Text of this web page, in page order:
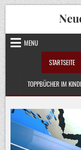
Skip
to
content
MENU
STARTSEITE
TOPPBÜCHER IM